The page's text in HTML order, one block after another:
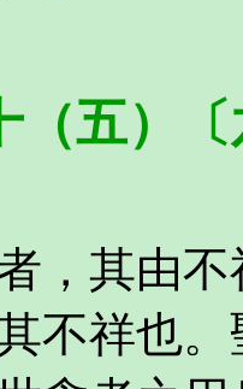
（五）
，其由
不祥也